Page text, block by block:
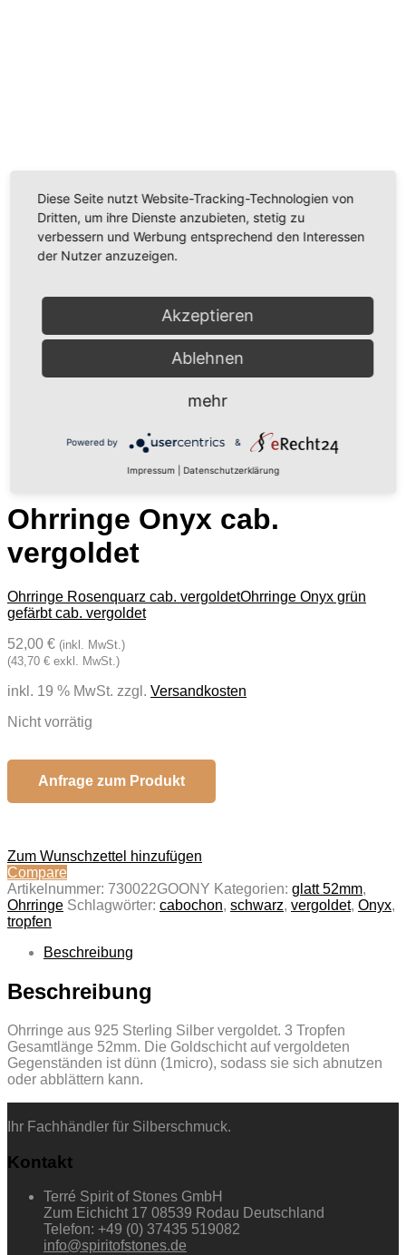
durch und stimmen Sie der Nutzung des Service zu,
um dieses Video anzusehen.
Mehr Informationen
Akzeptieren
Powered byUsercentrics Consent Management
Platform
Ohrringe Onyx cab.
vergoldet
Ohrringe Rosenquarz cab. vergoldetOhrringe Onyx grün
gefärbt cab. vergoldet
52,00 € (inkl. MwSt.)
(43,70 € exkl. MwSt.)
inkl. 19 % MwSt. zzgl. Versandkosten
Nicht vorrätig
Anfrage zum Produkt
Zum Wunschzettel hinzufügen
Compare
Artikelnummer: 730022GOONY Kategorien: glatt 52mm,
Ohrringe Schlagwörter: cabochon, schwarz, vergoldet, Onyx,
tropfen
Beschreibung
Beschreibung
Ohrringe aus 925 Sterling Silber vergoldet. 3 Tropfen
Gesamtlänge 52mm. Die Goldschicht auf vergoldeten
Gegenständen ist dünn (1micro), sodass sie sich abnutzen
oder abblättern kann.
Ihr Fachhändler für Silberschmuck.
Kontakt
Terré Spirit of Stones GmbH
Zum Eichicht 17 08539 Rodau Deutschland
Telefon: +49 (0) 37435 519082
info@spiritofstones.de
Diese Seite nutzt Website-Tracking-Technologien von
Dritten, um ihre Dienste anzubieten, stetig zu
verbessern und Werbung entsprechend den Interessen
der Nutzer anzuzeigen.
Akzeptieren
Ablehnen
mehr
Powered by &
Impressum Datenschutzerklärung